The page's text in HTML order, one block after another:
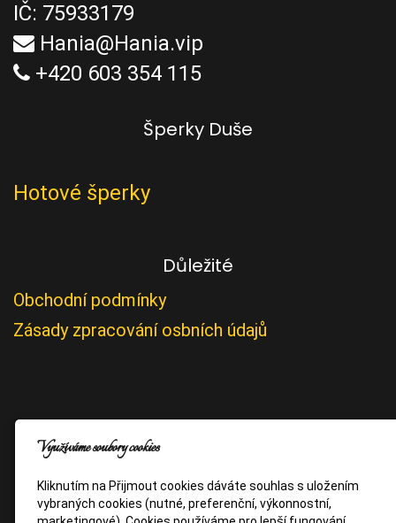
IČ: 75933179
Hania@Hania.vip
+420 603 354 115
Šperky Duše
Hotové šperky
Důležité
Obchodní podmínky
Zásady zpracování osbních údajů
Využíváme soubory cookies
Kliknutím na Přijmout cookies dáváte souhlas s uložením
vybraných cookies (nutné, preferenční, výkonnostní,